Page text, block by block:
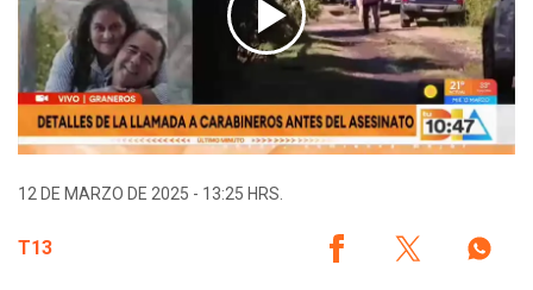
12 DE MARZO DE 2025 - 13:25 HRS.
T13